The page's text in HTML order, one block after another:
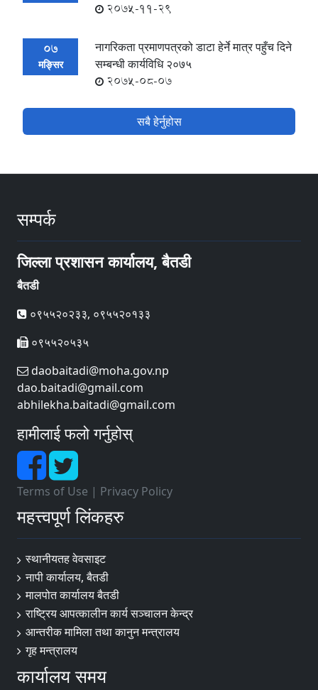
2075-11-29
07
मङ्सिर
नागरिकता प्रमाणपत्रको डाटा हेर्ने मात्र पहुँच दिने
सम्बन्धी कार्यविधि २०७५
2075-08-07
सबै हेर्नुहोस
सम्पर्क
जिल्ला प्रशासन कार्यालय, बैतडी
बैतडी
०९५५२०२३३, ०९५५२०१३३
०९५५२०५३५
daobaitadi@moha.gov.np
dao.baitadi@gmail.com
abhilekha.baitadi@gmail.com
हामीलाई फलो गर्नुहोस्
Terms of Use | Privacy Policy
महत्त्वपूर्ण लिंकहरु
स्थानीयतह वेवसाइट
नापी कार्यालय, बैतडी
मालपोत कार्यालय बैतडी
राष्ट्रिय आपत्कालीन कार्य सञ्चालन केन्द्र
आन्तरीक मामिला तथा कानुन मन्त्रालय
गृह मन्त्रालय
कार्यालय समय